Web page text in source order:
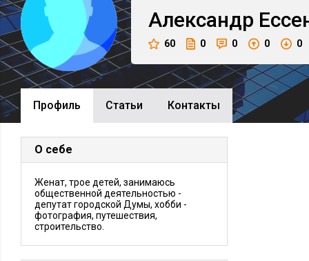
Александр
60 0 0 0 0
Профиль Cтатьи Контакты
О себе
Женат, трое детей, занимаюсь
общественной деятельностью -
депутат городской Думы, хобби -
фотография, путешествия,
строительство.